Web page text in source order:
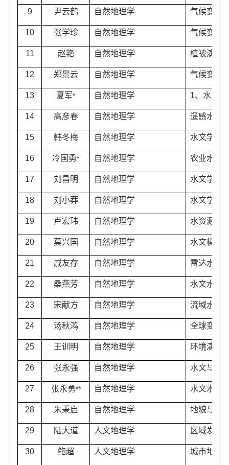
9 尹云鹤 自然地理学 气候变化
10 张学珍 自然地理学 气候变化
11 赵艳 自然地理学 植被演变
12 郑景云 自然地理学 气候变化
13 夏军* 自然地理学 1、水文
14 高彦春 自然地理学 遥感水文
15 韩冬梅 自然地理学 水文学与
16 冷国勇* 自然地理学 农业水文
17 刘昌明 自然地理学 水文学与
18 刘小莽 自然地理学 水文学与
19 卢宏玮 自然地理学 水资源、
20 莫兴国 自然地理学 水文模型
21 戚友存 自然地理学 雷达水文
22 桑燕芳 自然地理学 水文水资
23 宋献方 自然地理学 流域水循
24 汤秋鸿 自然地理学 全球变化
25 王训明 自然地理学 环境演变
26 张永强 自然地理学 水文与水
27 张永勇** 自然地理学 水文水资
28 朱秉启 自然地理学 地貌与第
29 陆大道 人文地理学 区域发展
30 鲍超 人文地理学 城市地理